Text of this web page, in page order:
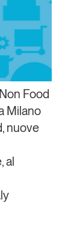
Food
Milano
nuove
al